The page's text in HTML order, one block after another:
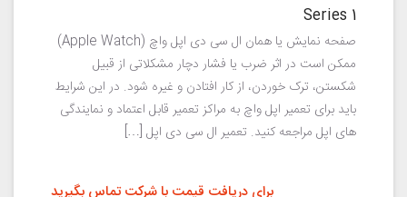
Series 1
صفحه نمایش یا همان ال سی دی اپل واچ (Apple Watch)
ممکن است در اثر ضرب یا فشار دچار مشکلاتی از قبیل
شکستن، ترک خوردن، از کار افتادن و غیره شود. در این شرایط
باید برای تعمیر اپل واچ به مراکز تعمیر قابل اعتماد و نمایندگی
های اپل مراجعه کنید. تعمیر ال سی دی اپل […]
برای دریافت قیمت با شرکت تماس بگیرید